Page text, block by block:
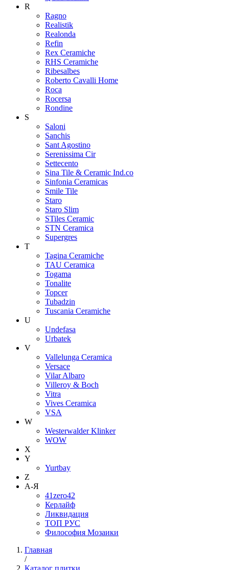
R
Ragno
Realistik
Realonda
Refin
Rex Ceramiche
RHS Ceramiche
Ribesalbes
Roberto Cavalli Home
Roca
Rocersa
Rondine
S
Saloni
Sanchis
Sant Agostino
Serenissima Cir
Settecento
Sina Tile & Ceramic Ind.co
Sinfonia Ceramicas
Smile Tile
Staro
Staro Slim
STiles Ceramic
STN Ceramica
Supergres
T
Tagina Ceramiche
TAU Ceramica
Togama
Tonalite
Topcer
Tubadzin
Tuscania Ceramiche
U
Undefasa
Urbatek
V
Vallelunga Ceramica
Versace
Vilar Albaro
Villeroy & Boch
Vitra
Vives Ceramica
VSA
W
Westerwalder Klinker
WOW
X
Y
Yurtbay
Z
А-Я
41zero42
Керлайф
Ликвидация
ТОП РУС
Философия Мозаики
Главная
/
Каталог плитки